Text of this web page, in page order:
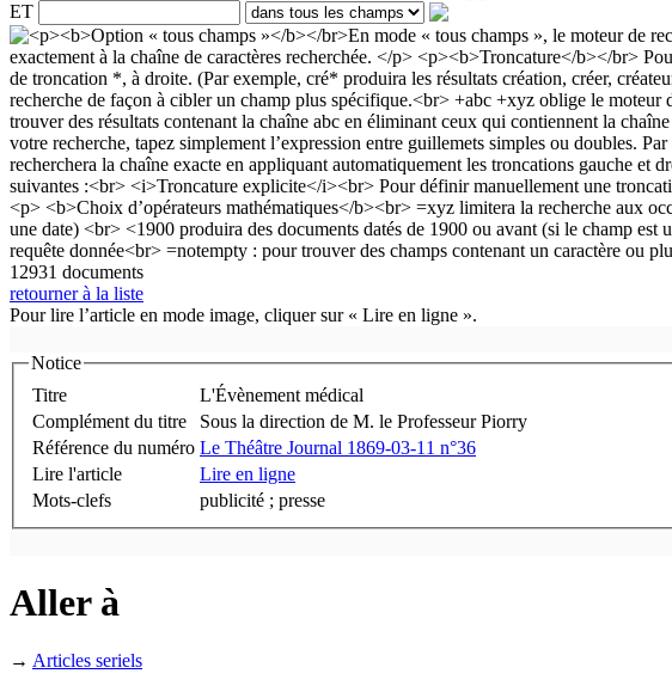
ET
12931 documents
retourner à la liste
Pour lire l’article en mode image, cliquer sur « Lire en ligne ».
Notice
Titre
L'Évènement médical
Complément du titre
Sous la direction de M. le Professeur Piorry
Référence du numéro Le Théâtre Journal 1869-03-11 n°36
Lire l'article
Lire en ligne
Mots-clefs
publicité ; presse
Aller à
→ Articles seriels